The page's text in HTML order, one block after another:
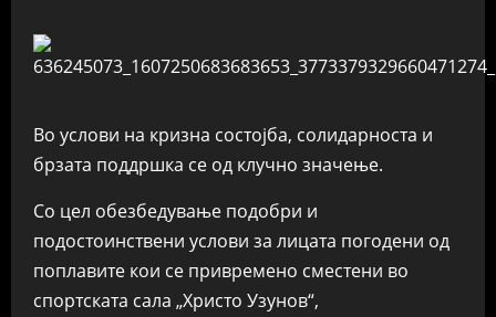
Во услови на кризна состојба, солидарноста и
брзата поддршка се од клучно значење.
Со цел обезбедување подобри и
подостоинствени услови за лицата погодени од
поплавите кои се привремено сместени во
спортската сала „Христо Узунов“,